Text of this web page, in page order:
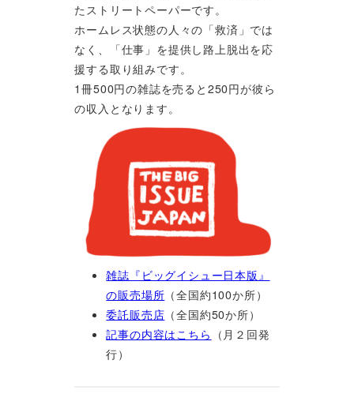
たストリートペーパーです。
ホームレス状態の人々の「救済」では
なく、「仕事」を提供し路上脱出を応
援する取り組みです。
1冊500円の雑誌を売ると250円が彼ら
の収入となります。
雑誌『ビッグイシュー日本版』
の販売場所 （全国約100か所）
委託販売店 （全国約50か所）
記事の内容はこちら （月２回発
行）